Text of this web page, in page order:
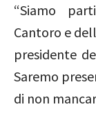
“Siamo
Cantoro e
presidente
Saremo
di non